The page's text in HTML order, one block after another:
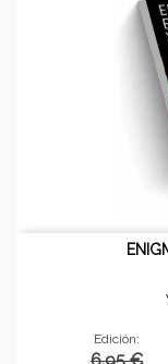
Edición:
6.95 €